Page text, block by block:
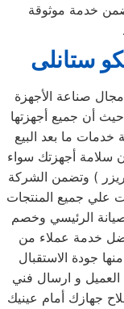
خدمة موثوقة
ستانلى
صناعة الأجهزة
أن جميع أجهزتها
خدمات ما بعد البيع
سلامة أجهزتك سواء
) وتضمن الشركة
بضمان ساري لمدة 5 سنوات علي جميع المنتجات
الرئيسي وخصم
خدمة عملاء من
جودة الاستقبال
و ارسال فني
جهازك أمام عينيك